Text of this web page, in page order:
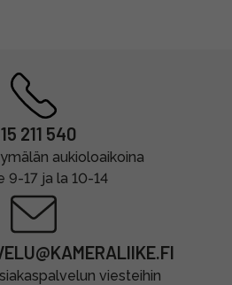
211 540
aukioloaikoina
9-17 ja la 10-14
viesteihin